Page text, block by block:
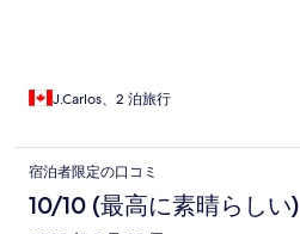
J.Carlos、2 泊旅行
宿泊者限定の口コミ
10/10 (最高に素晴らしい)